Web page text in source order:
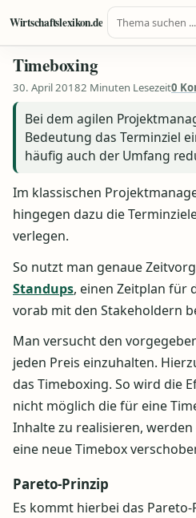
Zum Inhalt springen
Wirtschaftslexikon.de
Suche nach:
Timeboxing
30. April 20182 Minuten Lesezeit0
Bei dem agilen
Bedeutung das Terminziel
häufig auch der Umfang
Im klassischen
hingegen dazu die
verlegen.
So nutzt man genaue
Standups, einen Zeitplan für
vorab mit den Stakeholdern
Man versucht den
jeden Preis einzuhalten.
das Timeboxing. So wird die
nicht möglich die für eine
Inhalte zu realisieren,
eine neue Timebox
Pareto-Prinzip
Es kommt hierbei das